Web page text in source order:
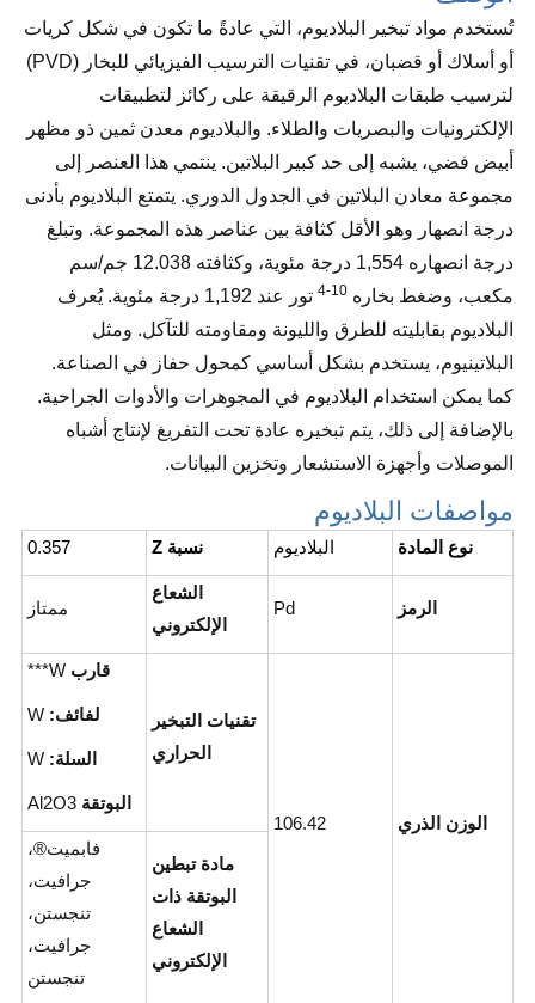
تُستخدم مواد تبخير البلاديوم، التي عادةً ما تكون في شكل كريات
أو أسلاك أو قضبان، في تقنيات الترسيب الفيزيائي للبخار (PVD)
لترسيب طبقات البلاديوم الرقيقة على ركائز لتطبيقات
الإلكترونيات والبصريات والطلاء. والبلاديوم معدن ثمين ذو مظهر
أبيض فضي، يشبه إلى حد كبير البلاتين. ينتمي هذا العنصر إلى
مجموعة معادن البلاتين في الجدول الدوري. يتمتع البلاديوم بأدنى
درجة انصهار وهو الأقل كثافة بين عناصر هذه المجموعة. وتبلغ
درجة انصهاره 1,554 درجة مئوية، وكثافته 12.038 جم/سم
مكعب، وضغط بخاره 10-4
تور عند 1,192 درجة مئوية. يُعرف
البلاديوم بقابليته للطرق والليونة ومقاومته للتآكل. ومثل
البلاتينيوم، يستخدم بشكل أساسي كمحول حفاز في الصناعة.
كما يمكن استخدام البلاديوم في المجوهرات والأدوات الجراحية.
بالإضافة إلى ذلك، يتم تبخيره عادة تحت التفريغ لإنتاج أشباه
الموصلات وأجهزة الاستشعار وتخزين البيانات.
مواصفات البلاديوم
نوع المادة البلاديوم نسبة Z 0.357
الرمز Pd
الشعاع
الإلكتروني
ممتاز
الوزن الذري 106.42
تقنيات التبخير
الحراري
قارب W***
لفائف:
السلة:
البوتقة Al2O3
مادة تبطين
البوتقة ذات
الشعاع
الإلكتروني
فابميت®،
جرافيت،
تنجستن،
جرافيت،
تنجستن